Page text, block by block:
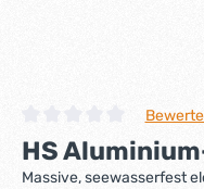
Durchschnittliche
HS
Massive, seewasserfest